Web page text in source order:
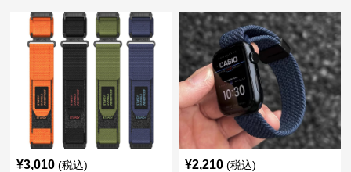
¥3,010 (税込) ¥2,210 (税込)